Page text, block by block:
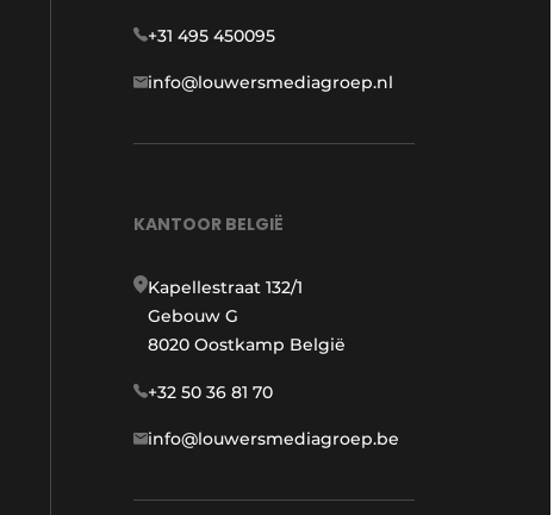
+31 495 450095
info@louwersmediagroep.nl
KANTOOR BELGIË
Kapellestraat 132/1
Gebouw G
8020 Oostkamp België
+32 50 36 81 70
info@louwersmediagroep.be